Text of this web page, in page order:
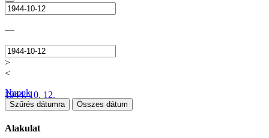
—
>
<
1944. 10. 12.
Napok
Szűrés dátumra Összes dátum
Alakulat